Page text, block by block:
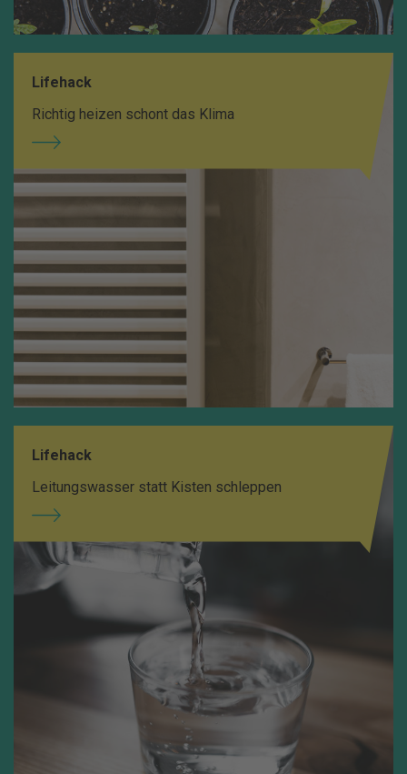
Lifehack
Richtig heizen schont das Klima
Lifehack
Leitungswasser statt Kisten schleppen